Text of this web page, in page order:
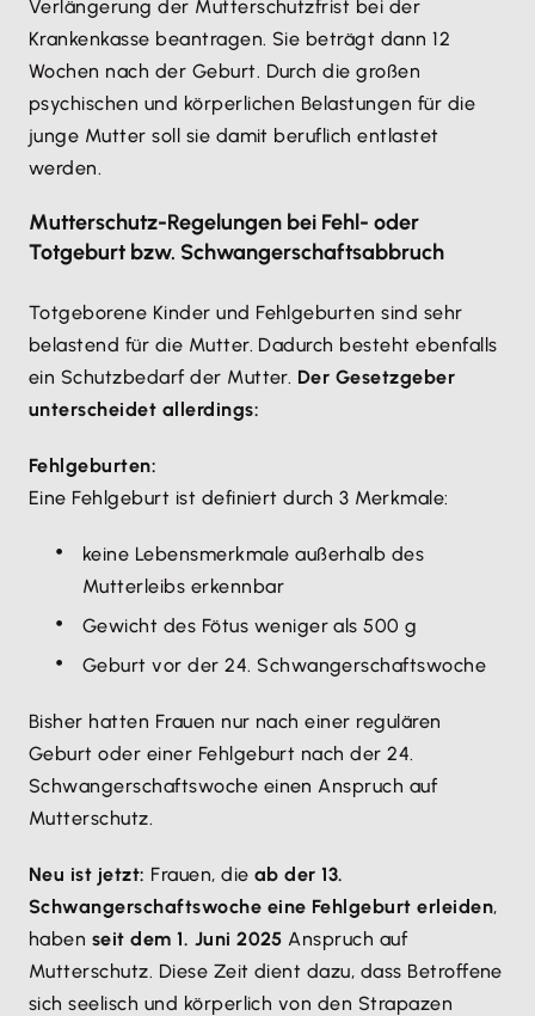
Verlängerung der Mutterschutzfrist bei der
Krankenkasse beantragen. Sie beträgt dann 12
Wochen nach der Geburt. Durch die großen
psychischen und körperlichen Belastungen für die
junge Mutter soll sie damit beruflich entlastet
werden.
Mutterschutz-Regelungen bei Fehl- oder
Totgeburt bzw. Schwangerschaftsabbruch
Totgeborene Kinder und Fehlgeburten sind sehr
belastend für die Mutter. Dadurch besteht ebenfalls
ein Schutzbedarf der Mutter. Der Gesetzgeber
unterscheidet allerdings:
Fehlgeburten:
Eine Fehlgeburt ist definiert durch 3 Merkmale:
keine Lebensmerkmale außerhalb des
Mutterleibs erkennbar
Gewicht des Fötus weniger als 500 g
Geburt vor der 24. Schwangerschaftswoche
Bisher hatten Frauen nur nach einer regulären
Geburt oder einer Fehlgeburt nach der 24.
Schwangerschaftswoche einen Anspruch auf
Mutterschutz.
Neu ist jetzt: Frauen, die ab der 13.
Schwangerschaftswoche eine Fehlgeburt erleiden,
haben seit dem 1. Juni 2025 Anspruch auf
Mutterschutz. Diese Zeit dient dazu, dass Betroffene
sich seelisch und körperlich von den Strapazen